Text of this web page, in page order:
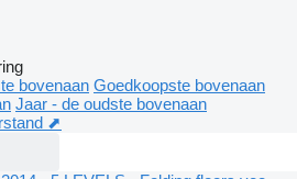
bovenaan Goedkoopste bovenaan
Jaar - de oudste bovenaan
⬈